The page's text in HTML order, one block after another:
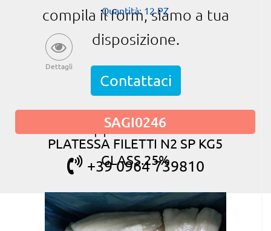
Quantità: 12 PZ
Dettagli
SAGI0246
PLATESSA FILETTI N2 SP KG5
GLASS.25%
compila il form, siamo a tua
disposizione.
Contattaci
oppure chiama
+39 0964 739810